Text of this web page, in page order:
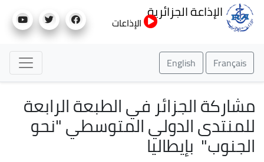
إلى
الإذاعة الجزائرية
الإذاعات
Français
English
مشاركة الجزائر في الطبعة الرابعة
للمنتدى الدولي المتوسطي "نحو
الجنوب" بإيطاليا